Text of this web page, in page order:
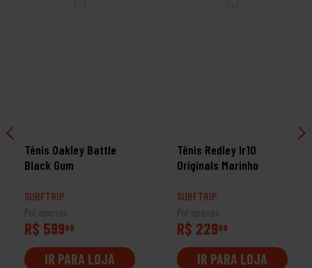
Tênis Oakley Battle
Black Gum
SURFTRIP
Por apenas
R$ 59999
IR PARA LOJA
Tênis Redley Ir10
Originals Marinho
SURFTRIP
Por apenas
R$ 22999
IR PARA LOJA